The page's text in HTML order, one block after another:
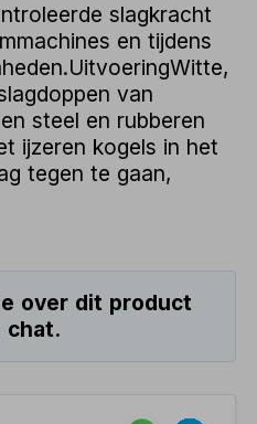
slagkracht
en tijdens
van
steel en rubberen
ijzeren kogels in het
tegen te gaan,
over dit product
chat.